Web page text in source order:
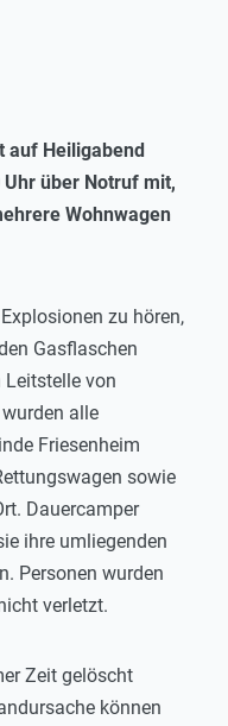
auf Heiligabend
über Notruf mit,
Wohnwagen
zu hören,
Gasflaschen
Leitstelle von
alle
Friesenheim
sowie
Dauercamper
ihre umliegenden
Personen wurden
verletzt.
Zeit gelöscht
können